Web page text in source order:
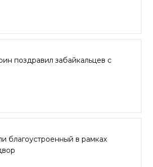
поздравил забайкальцев с
благоустроенный в рамках